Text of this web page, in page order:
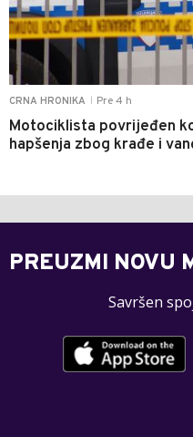
CRNA HRONIKA Pre 4 h
Motociklista povrijeđen
hapšenja zbog krađe i
PREUZMI NOVU
Savršen